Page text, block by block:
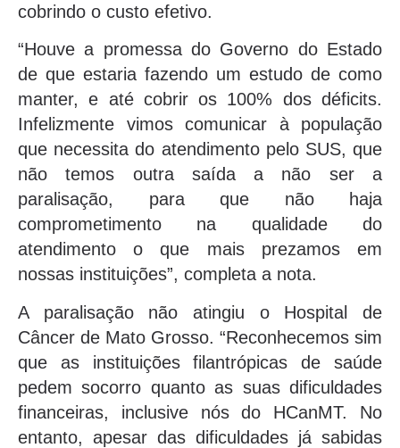
cobrindo o custo efetivo.
“Houve a promessa do Governo do Estado
de que estaria fazendo um estudo de como
manter, e até cobrir os 100% dos déficits.
Infelizmente vimos comunicar à população
que necessita do atendimento pelo SUS, que
não temos outra saída a não ser a
paralisação, para que não haja
comprometimento na qualidade do
atendimento o que mais prezamos em
nossas instituições”, completa a nota.
A paralisação não atingiu o Hospital de
Câncer de Mato Grosso. “Reconhecemos sim
que as instituições filantrópicas de saúde
pedem socorro quanto as suas dificuldades
financeiras, inclusive nós do HCanMT. No
entanto, apesar das dificuldades já sabidas